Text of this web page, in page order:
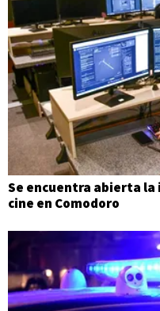
Se encuentra abierta
cine en Comodoro